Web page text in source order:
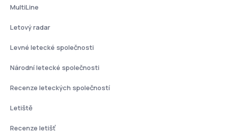
MultiLine
Letový radar
Levné letecké společnosti
Národní letecké společnosti
Recenze leteckých společností
Letiště
Recenze letišť